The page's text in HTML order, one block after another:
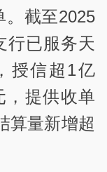
。截至2025
行已服务天
授信超1亿
，提供收单
算量新增超